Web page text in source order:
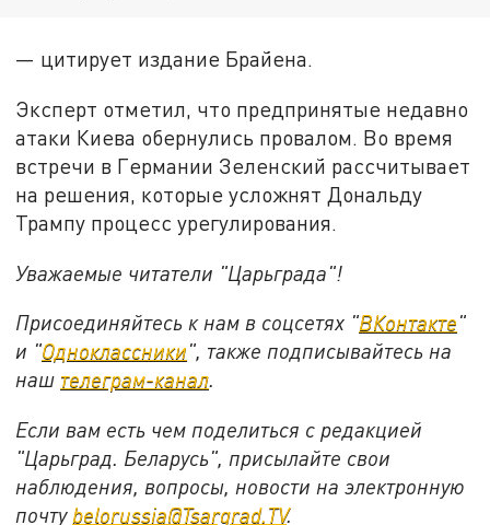
— цитирует издание Брайена.
Эксперт отметил, что предпринятые недавно
атаки Киева обернулись провалом. Во время
встречи в Германии Зеленский рассчитывает
на решения, которые усложнят Дональду
Трампу процесс урегулирования.
Уважаемые читатели "Царьграда"!
Присоединяйтесь к нам в соцсетях "ВКонтакте"
и "Одноклассники", также подписывайтесь на
наш телеграм-канал.
Если вам есть чем поделиться с редакцией
"Царьград. Беларусь", присылайте свои
наблюдения, вопросы, новости на электронную
почту belorussia@Tsargrad.TV.